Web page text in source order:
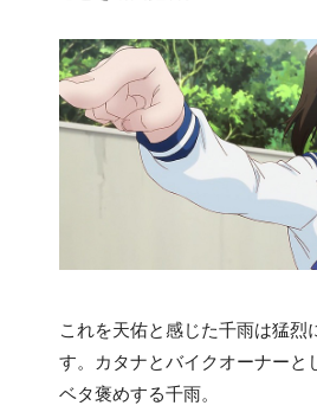
これを天佑と感じた千雨は猛烈
す。カタナとバイクオーナーと
ベタ褒めする千雨。